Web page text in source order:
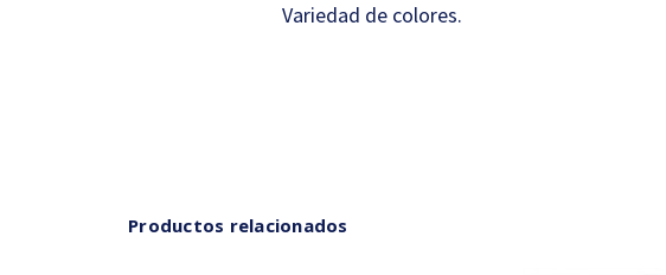
Variedad de colores.
Productos relacionados